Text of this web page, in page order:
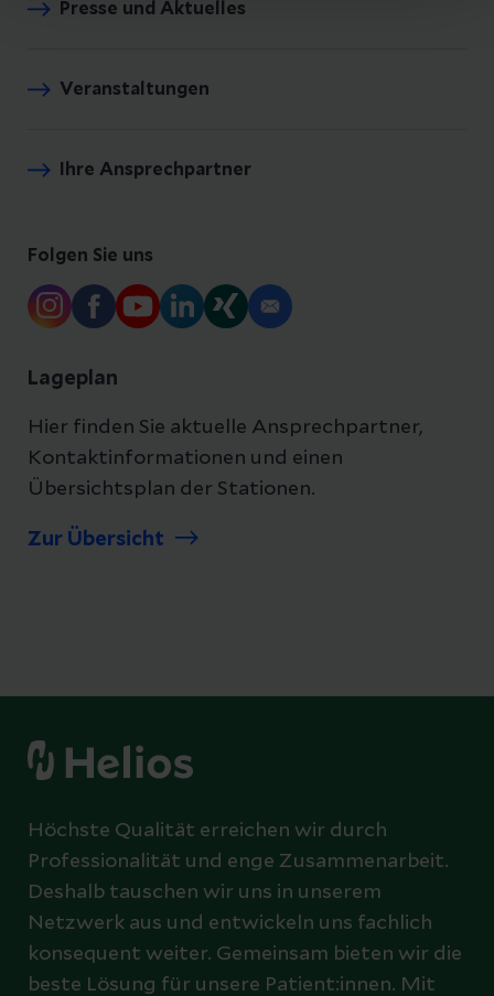
Presse und Aktuelles
Veranstaltungen
Ihre Ansprechpartner
Folgen Sie uns
Lageplan
Hier finden Sie aktuelle Ansprechpartner,
Kontaktinformationen und einen
Übersichtsplan der Stationen.
Zur Übersicht
Höchste Qualität erreichen wir durch
Professionalität und enge Zusammenarbeit.
Deshalb tauschen wir uns in unserem
Netzwerk aus und entwickeln uns fachlich
konsequent weiter. Gemeinsam bieten wir die
beste Lösung für unsere Patient:innen. Mit